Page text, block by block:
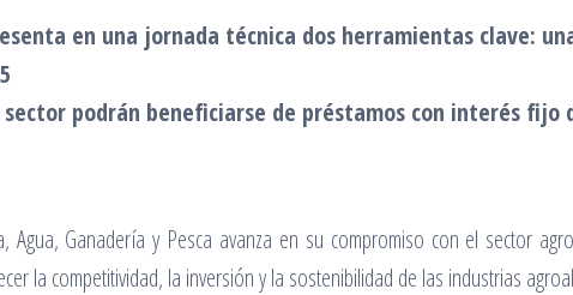
en una jornada técnica dos herramientas clave:
sector podrán beneficiarse de préstamos con interés
Agua, Ganadería y Pesca avanza en su compromiso con el sector
la competitividad, la inversión y la sostenibilidad de las industrias